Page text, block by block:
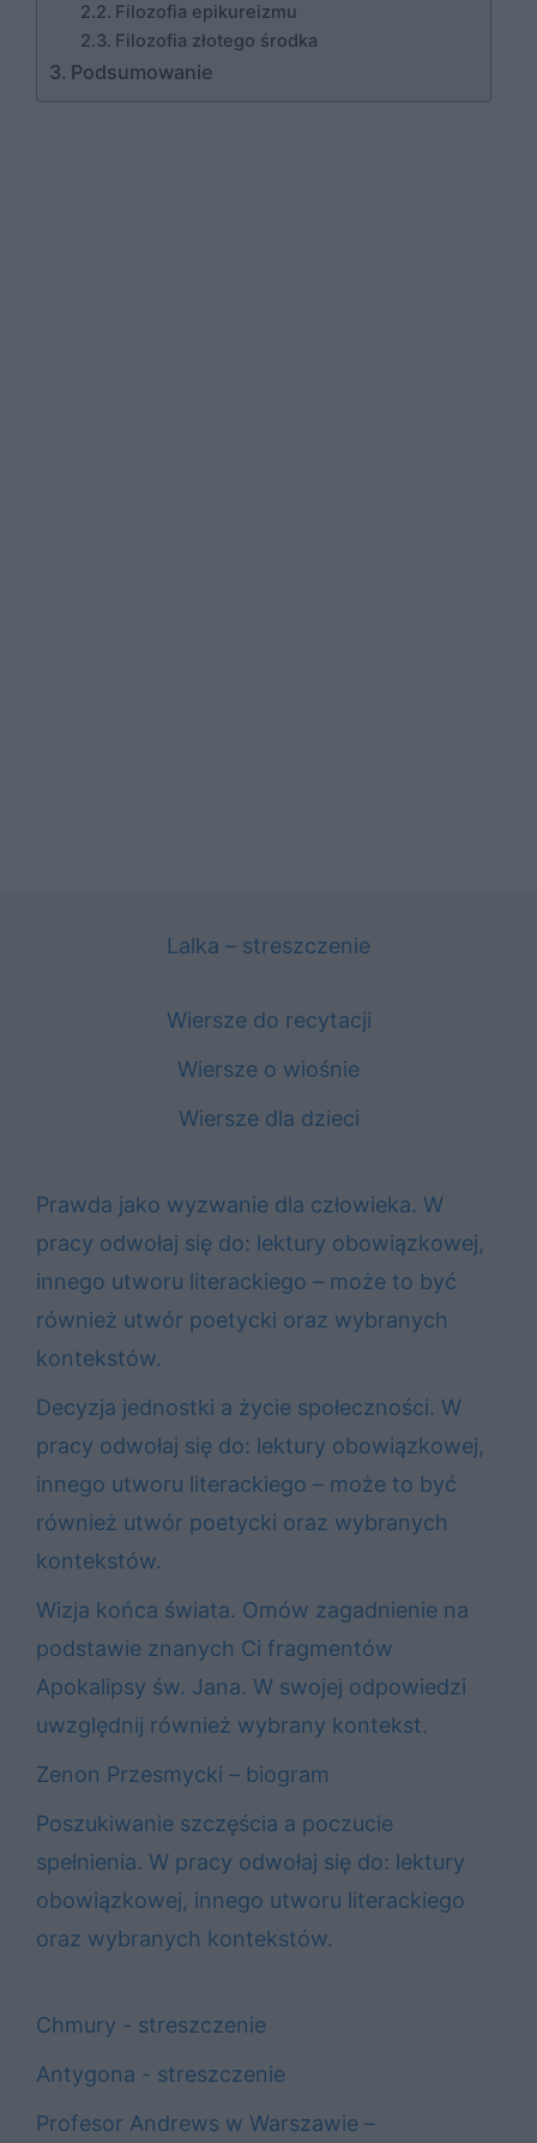
Filozofia epikureizmu
Filozofia złotego środka
Podsumowanie
Lalka – streszczenie
Wiersze do recytacji
Wiersze o wiośnie
Wiersze dla dzieci
Prawda jako wyzwanie dla człowieka. W
pracy odwołaj się do: lektury obowiązkowej,
innego utworu literackiego – może to być
również utwór poetycki oraz wybranych
kontekstów.
Decyzja jednostki a życie społeczności. W
pracy odwołaj się do: lektury obowiązkowej,
innego utworu literackiego – może to być
również utwór poetycki oraz wybranych
kontekstów.
Wizja końca świata. Omów zagadnienie na
podstawie znanych Ci fragmentów
Apokalipsy św. Jana. W swojej odpowiedzi
uwzględnij również wybrany kontekst.
Zenon Przesmycki – biogram
Poszukiwanie szczęścia a poczucie
spełnienia. W pracy odwołaj się do: lektury
obowiązkowej, innego utworu literackiego
oraz wybranych kontekstów.
Chmury - streszczenie
Antygona - streszczenie
Profesor Andrews w Warszawie –